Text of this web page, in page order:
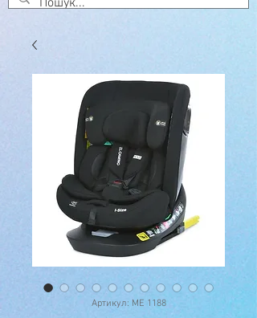
Артикул: ME 1188